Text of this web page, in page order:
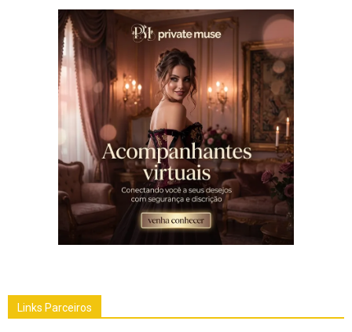
Links Parceiros